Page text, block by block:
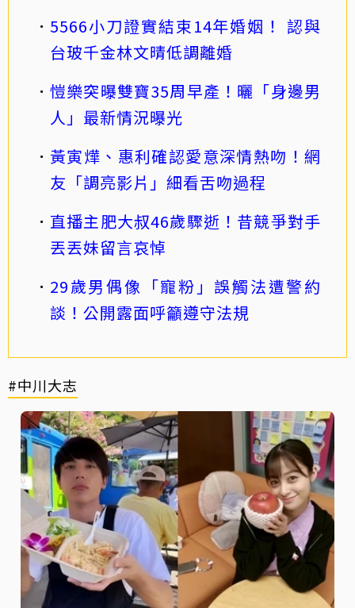
5566小刀證實結束14年婚姻！ 認與
台玻千金林文晴低調離婚
愷樂突曝雙寶35周早產！曬「身邊男
人」最新情況曝光
黃寅燁、惠利確認愛意深情熱吻！網
友「調亮影片」細看舌吻過程
直播主肥大叔46歲驟逝！昔競爭對手
丟丟妹留言哀悼
29歲男偶像「寵粉」誤觸法遭警約
談！公開露面呼籲遵守法規
#中川大志